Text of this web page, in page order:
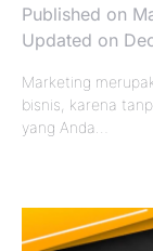
Published on
Updated on
Marketing
bisnis, karena
yang Anda…